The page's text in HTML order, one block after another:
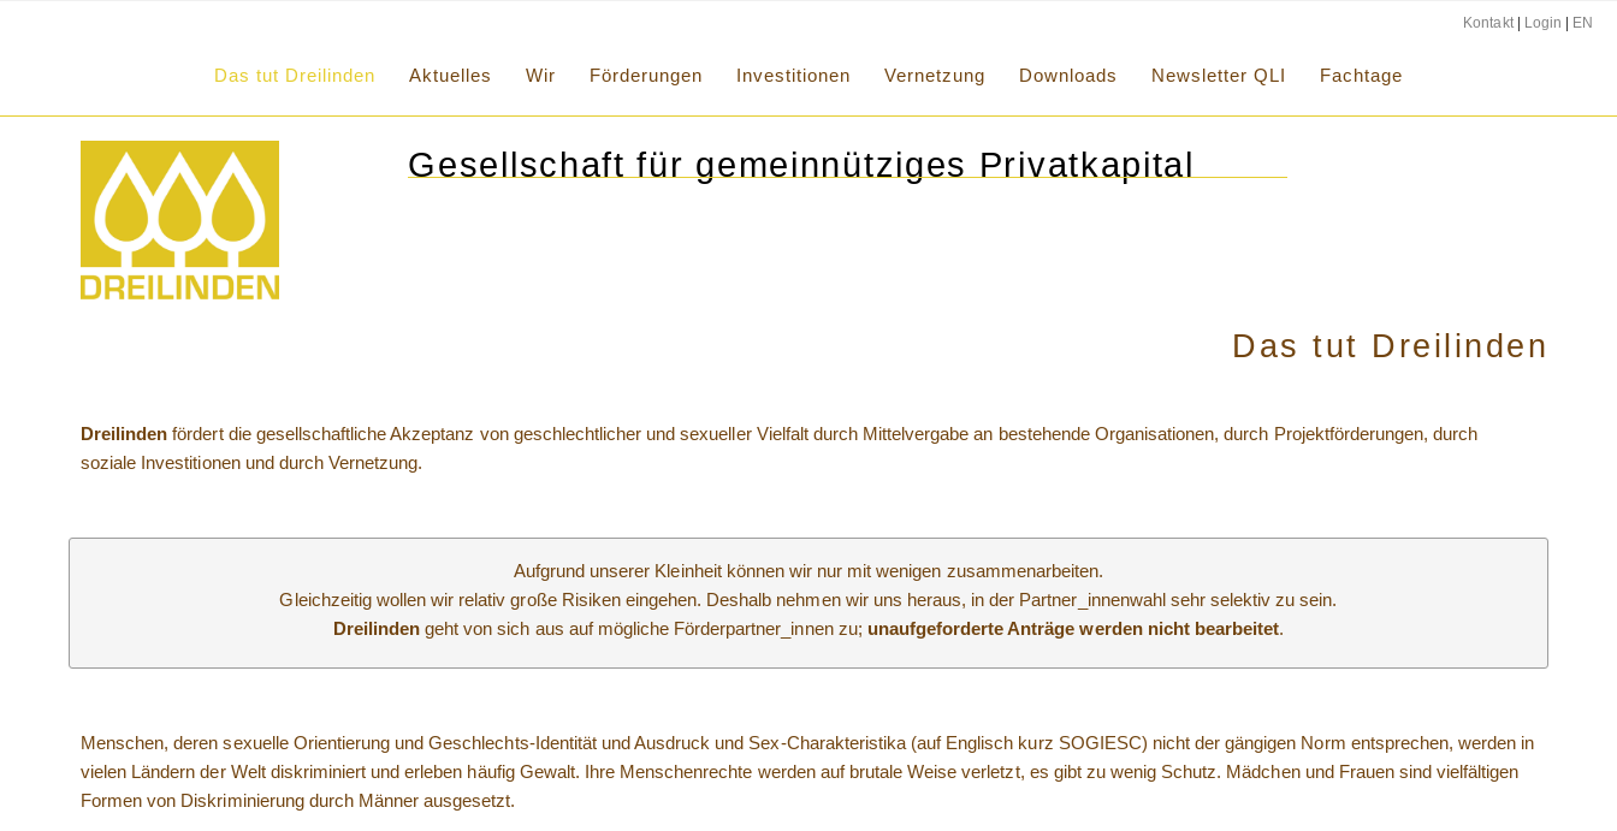
Kontakt| Login EN
Das tut Dreilinden Aktuelles Wir Förderungen Investitionen Vernetzung Downloads Newsletter QLI Fachtage
Gesellschaft für gemeinnütziges Privatkapital
Das tut Dreilinden
Dreilinden fördert die gesellschaftliche Akzeptanz von geschlechtlicher und sexueller Vielfalt durch Mittelvergabe an bestehende Organisationen, durch Projektförderungen, durch
soziale Investitionen und durch Vernetzung.
Aufgrund unserer Kleinheit können wir nur mit wenigen zusammenarbeiten.
Gleichzeitig wollen wir relativ große Risiken eingehen. Deshalb nehmen wir uns heraus, in der Partner_innenwahl sehr selektiv zu sein.
Dreilinden geht von sich aus auf mögliche Förderpartner_innen zu; unaufgeforderte Anträge werden nicht bearbeitet.
Menschen, deren sexuelle Orientierung und Geschlechts-Identität und Ausdruck und Sex-Charakteristika (auf Englisch kurz SOGIESC) nicht der gängigen Norm entsprechen, werden in
vielen Ländern der Welt diskriminiert und erleben häufig Gewalt. Ihre Menschenrechte werden auf brutale Weise verletzt, es gibt zu wenig Schutz. Mädchen und Frauen sind vielfältigen
Formen von Diskriminierung durch Männer ausgesetzt.